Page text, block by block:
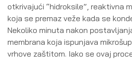
otkrivajući “hidroksile”, reaktivna
koja se premaz veže kada se
Nekoliko minuta nakon
membrana koja ispunjava
vrhove zaštitom. Iako se ovaj